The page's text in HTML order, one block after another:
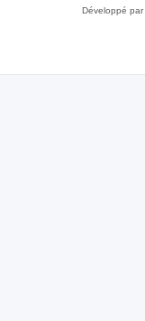
Développé par